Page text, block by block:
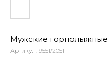
Мужские
Артикул: 9551/2051